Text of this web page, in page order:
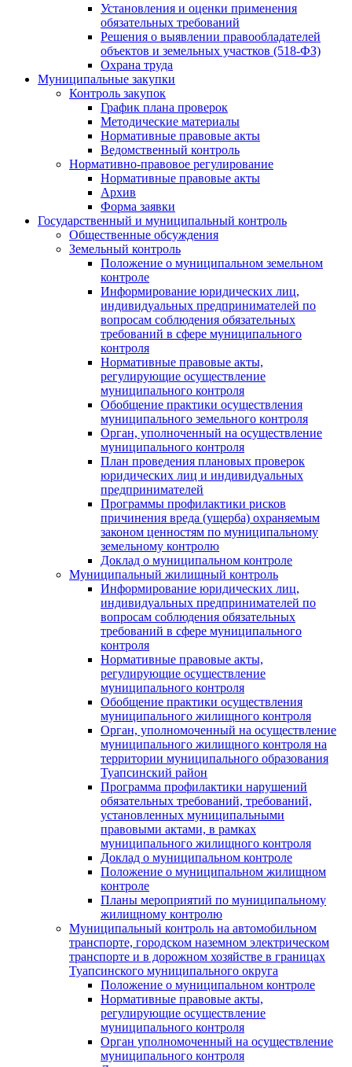
Установления и оценки применения
обязательных требований
Решения о выявлении правообладателей
объектов и земельных участков (518-ФЗ)
Охрана труда
Муниципальные закупки
Контроль закупок
График плана проверок
Методические материалы
Нормативные правовые акты
Ведомственный контроль
Нормативно-правовое регулирование
Нормативные правовые акты
Архив
Форма заявки
Государственный и муниципальный контроль
Общественные обсуждения
Земельный контроль
Положение о муниципальном земельном
контроле
Информирование юридических лиц,
индивидуальных предпринимателей по
вопросам соблюдения обязательных
требований в сфере муниципального
контроля
Нормативные правовые акты,
регулирующие осуществление
муниципального контроля
Обобщение практики осуществления
муниципального земельного контроля
Орган, уполноченный на осуществление
муниципального контроля
План проведения плановых проверок
юридических лиц и индивидуальных
предпринимателей
Программы профилактики рисков
причинения вреда (ущерба) охраняемым
законом ценностям по муниципальному
земельному контролю
Доклад о муниципальном контроле
Муниципальный жилищный контроль
Информирование юридических лиц,
индивидуальных предпринимателей по
вопросам соблюдения обязательных
требований в сфере муниципального
контроля
Нормативные правовые акты,
регулирующие осуществление
муниципального контроля
Обобщение практики осуществления
муниципального жилищного контроля
Орган, уполномоченный на осуществление
муниципального жилищного контроля на
территории муниципального образования
Туапсинский район
Программа профилактики нарушений
обязательных требований, требований,
установленных муниципальными
правовыми актами, в рамках
муниципального жилищного контроля
Доклад о муниципальном контроле
Положение о муниципальном жилищном
контроле
Планы мероприятий по муниципальному
жилищному контролю
Муниципальный контроль на автомобильном
транспорте, городском наземном электрическом
транспорте и в дорожном хозяйстве в границах
Туапсинского муниципального округа
Положение о муниципальном контроле
Нормативные правовые акты,
регулирующие осуществление
муниципального контроля
Орган уполномоченный на осуществление
муниципального контроля